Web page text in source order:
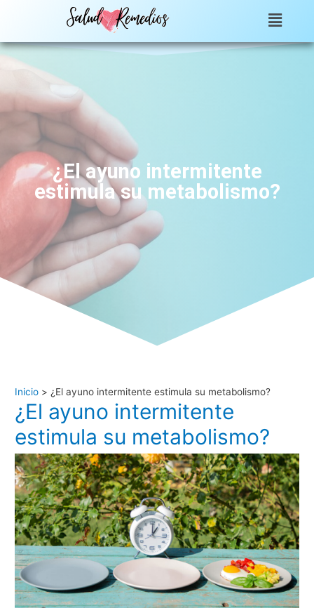
¿El ayuno intermitente
estimula su metabolismo?
Inicio ¿El ayuno intermitente estimula su metabolismo?
¿El ayuno intermitente
estimula su metabolismo?